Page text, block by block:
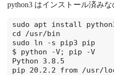
python3 はインストール済みな
sudo apt install
cd /usr/bin
sudo ln -s pip3 pip
$ python -V; pip -V
Python 3.8.5
pip 20.2.2 from /usr/